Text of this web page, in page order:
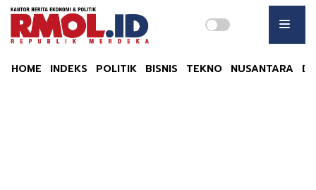
HOME INDEKS POLITIK BISNIS TEKNO NUSANTARA